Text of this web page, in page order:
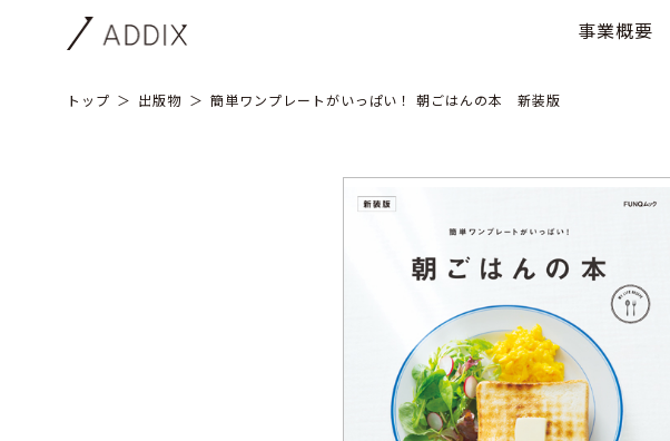
事業概要
トップ 出版物 簡単ワンプレートがいっぱい！ 朝ごはんの本 新装版